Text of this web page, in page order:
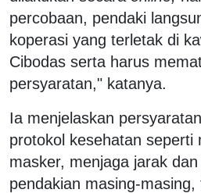
percobaan, pendaki
koperasi yang terletak di
Cibodas serta harus
persyaratan," katanya.
Ia menjelaskan
protokol kesehatan seperti
masker, menjaga jarak
pendakian masing-